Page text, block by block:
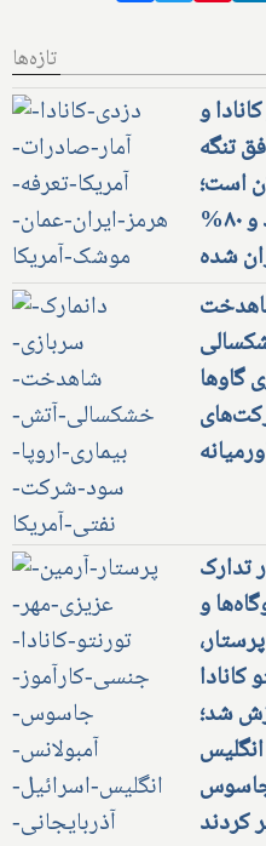
تازه‌ها
و
تنگه
است؛
تقریبا تمامی موشک‌های دوربرد و ۸۰%
شده
و شاهدخت
گاوها
تدارک
و
کانادا
شد؛
جاسوس